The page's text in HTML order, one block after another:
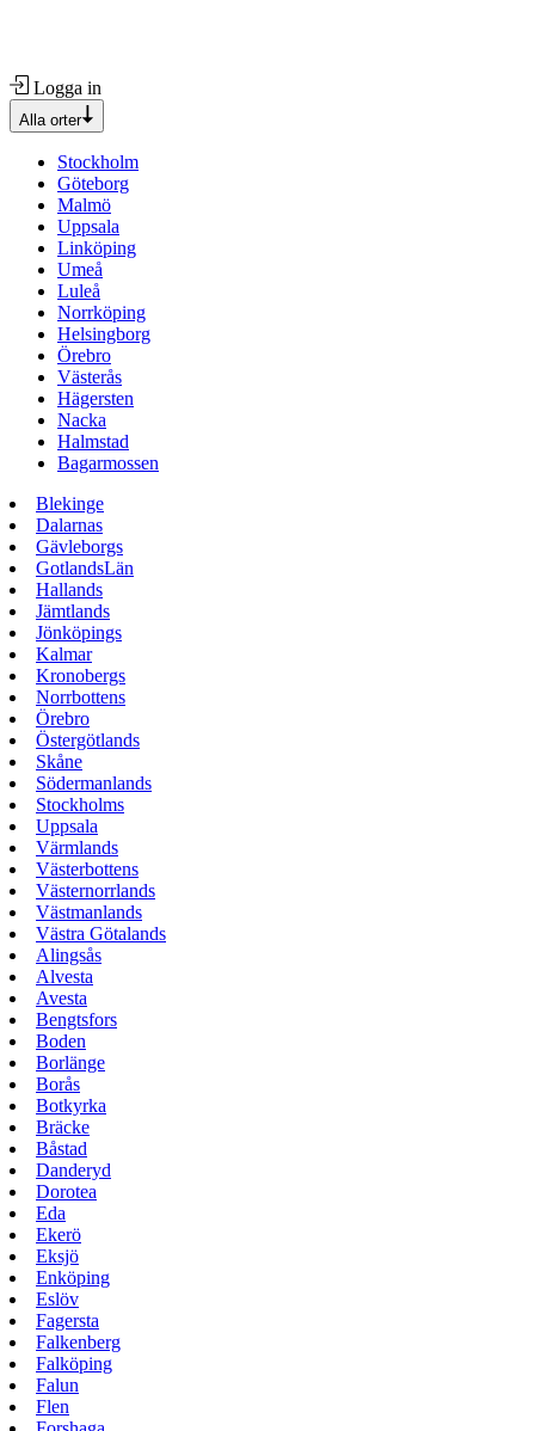
Logga in
Alla orter
Stockholm
Göteborg
Malmö
Uppsala
Linköping
Umeå
Luleå
Norrköping
Helsingborg
Örebro
Västerås
Hägersten
Nacka
Halmstad
Bagarmossen
Blekinge
Dalarnas
Gävleborgs
GotlandsLän
Hallands
Jämtlands
Jönköpings
Kalmar
Kronobergs
Norrbottens
Örebro
Östergötlands
Skåne
Södermanlands
Stockholms
Uppsala
Värmlands
Västerbottens
Västernorrlands
Västmanlands
Västra Götalands
Alingsås
Alvesta
Avesta
Bengtsfors
Boden
Borlänge
Borås
Botkyrka
Bräcke
Båstad
Danderyd
Dorotea
Eda
Ekerö
Eksjö
Enköping
Eslöv
Fagersta
Falkenberg
Falköping
Falun
Flen